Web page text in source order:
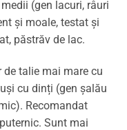
(gen lacuri, râuri
și moale, testat și
păstrăv de lac.
talie mai mare cu
cu dinți (gen șalău
Recomandat
Sunt mai